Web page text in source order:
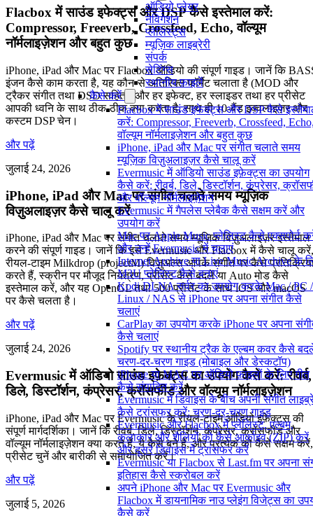
ऑडियो प्लेयर
नेविगेशन
प्लेलिस्ट्स
म्यूज़िक लाइब्रेरी
संपर्क
सेटिंग्स
स्थानीय फ़ाइलें
कैसे करें
Flacbox में साउंड इफेक्ट्स और DSP कैसे
करें: Compressor, Freeverb, Crossfeed,
वॉल्यूम नॉर्मलाइज़ेशन और बहुत कुछ
iPhone, iPad और Mac पर संगीत चलाते समय
म्यूज़िक विज़ुअलाइज़र कैसे चालू करें
Evermusic में ऑडियो साउंड इफ़ेक्ट्स का उपयोग
कैसे करें: रीवर्ब, डिले, डिस्टॉर्शन, कंप्रेसर,
और वॉल्यूम नॉर्मलाइज़ेशन
Evermusic में गैपलेस प्लेबैक कैसे सक्षम करें और
उपयोग करें
Mac पर Apple Music प्लेलिस्ट कैसे एक्सपोर्ट
और उन्हें Evermusic में चलाएं
Internet Archive या Live Music Archive के
M3U प्लेलिस्ट कैसे बनाएं
Kodi DLNA सर्वर का उपयोग करके Mac / PC /
Linux / NAS से iPhone पर अपना संगीत कैसे
चलाएं
CarPlay का उपयोग करके iPhone पर अपना
कैसे चलाएं
Spotify पर स्थानीय ट्रैक के एल्बम कवर कैसे
चरण-दर-चरण गाइड (मोबाइल और डेस्कटॉप)
iPhone या MAC पर ऑडियो फ़ाइलों के लिए गीत
कैसे संपादित करें
Evermusic में डिवाइस के बीच अपनी संगीत
कैसे ट्रांसफर करें: चरण-दर-चरण गाइड
Evermusic और Flacbox में प्लेलिस्ट, एल्बम,
कलाकार और शैलियों को कैसे आर्काइव (ZIP) करें
और दूसरे डिवाइस में ट्रांसफर करें
Evermusic या Flacbox से Last.fm पर अपना
इतिहास कैसे स्क्रोबल करें
अपने iPhone और Mac पर Evermusic और
Flacbox में डायनामिक नाउ प्लेइंग विजेट्स का
कैसे करें
Flacbox में साउंड इफेक्ट्स और DSP कैसे इस्तेमाल करें:
Compressor, Freeverb, Crossfeed, Echo, वॉल्यूम
नॉर्मलाइज़ेशन और बहुत कुछ
iPhone, iPad और Mac पर Flacbox ऑडियो की संपूर्ण गाइड। जानें कि
इंजन कैसे काम करता है, यह कौन-से अतिरिक्त फॉर्मैट चलाता है (MOD और
ट्रैकर संगीत तथा DSD सहित), और हर इफेक्ट, हर स्लाइडर तथा हर प्रीसेट
आपकी ध्वनि के साथ ठीक-ठीक क्या करता है, साथ ही 10-बैंड इक्वलाइज़र और
कस्टम DSP चेन।
और पढ़ें
जुलाई 24, 2026
iPhone, iPad और Mac पर संगीत चलाते समय म्यूज़िक
विज़ुअलाइज़र कैसे चालू करें
iPhone, iPad और Mac पर संगीत चलाते समय म्यूज़िक विज़ुअलाइज़र इस्तेमाल
करने की संपूर्ण गाइड। जानें कि इसे Evermusic और Flacbox में कैसे चालू करें,
रीयल-टाइम Milkdrop (projectM) विज़ुअल्स आपके संगीत पर कैसे
करते हैं, स्क्रीन पर मौजूद नियंत्रण, प्रीसेट कैसे बदलें या Auto मोड कैसे
इस्तेमाल करें, और यह OpenGL तथा 500 प्रीसेट के साथ iOS और macOS
पर कैसे चलता है।
और पढ़ें
जुलाई 24, 2026
Evermusic में ऑडियो साउंड इफ़ेक्ट्स का उपयोग कैसे करें: रीवर्ब,
डिले, डिस्टॉर्शन, कंप्रेसर, क्रॉसफीड और वॉल्यूम नॉर्मलाइज़ेशन
iPhone, iPad और Mac पर Evermusic के रीयल-टाइम ऑडियो इफ़ेक्ट्स की
संपूर्ण मार्गदर्शिका। जानें कि रीवर्ब, डिले, डिस्टॉर्शन, कंप्रेसर, क्रॉसफीड और
वॉल्यूम नॉर्मलाइज़ेशन क्या करते हैं, ये कैसे बने हैं, और प्रत्येक को कैसे सक्षम करें,
प्रीसेट चुनें और बारीकी से समायोजित करें।
और पढ़ें
जुलाई 5, 2026